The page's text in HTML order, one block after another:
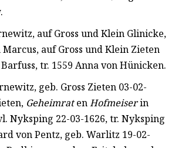
auf Gross und Klein Glinicke,
Marcus, auf Gross und Klein Zieten
tr. 1559 Anna von Hünicken.
geb. Gross Zieten 03-02-
GeheimratenHofmeiserin
Nyksping 22-03-1626, tr. Nyksping
von Pentz, geb. Warlitz 19-02-